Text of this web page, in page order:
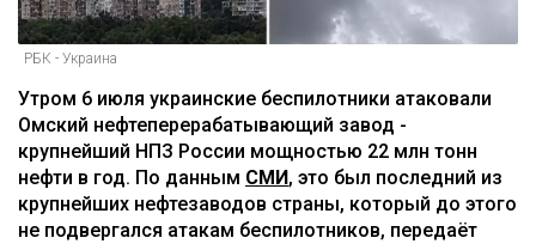
РБК - Украина
Утром 6 июля украинские беспилотники атаковали
Омский нефтеперерабатывающий завод -
крупнейший НПЗ России мощностью 22 млн тонн
нефти в год. По данным СМИ, это был последний из
крупнейших нефтезаводов страны, который до этого
не подвергался атакам беспилотников, передаёт